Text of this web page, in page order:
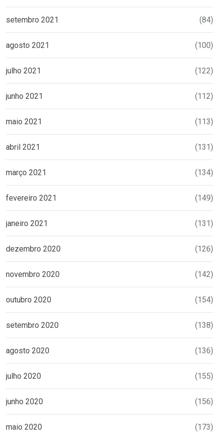
setembro 2021 (84)
agosto 2021 (100)
julho 2021 (122)
junho 2021 (112)
maio 2021 (113)
abril 2021 (131)
março 2021 (134)
fevereiro 2021 (149)
janeiro 2021 (131)
dezembro 2020 (126)
novembro 2020 (142)
outubro 2020 (154)
setembro 2020 (138)
agosto 2020 (136)
julho 2020 (155)
junho 2020 (156)
maio 2020 (173)